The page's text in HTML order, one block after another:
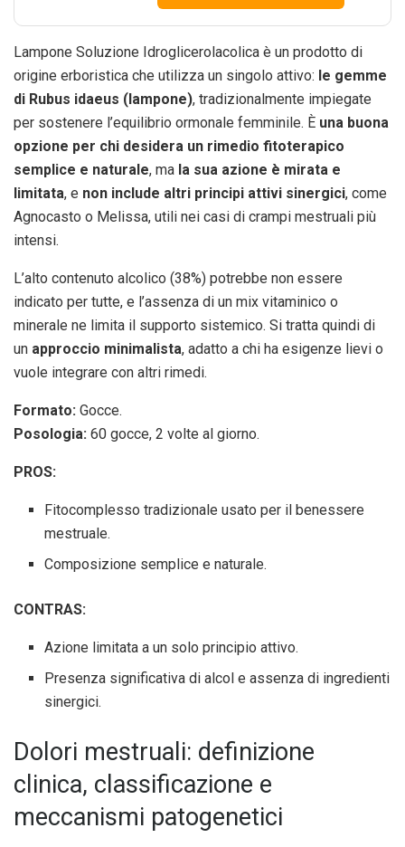
Lampone Soluzione Idroglicerolacolica è un prodotto di
origine erboristica che utilizza un singolo attivo: le gemme
di Rubus idaeus (lampone), tradizionalmente impiegate
per sostenere l’equilibrio ormonale femminile. È una buona
opzione per chi desidera un rimedio fitoterapico
semplice e naturale, ma la sua azione è mirata e
limitata, e non include altri principi attivi sinergici, come
Agnocasto o Melissa, utili nei casi di crampi mestruali più
intensi.
L’alto contenuto alcolico (38%) potrebbe non essere
indicato per tutte, e l’assenza di un mix vitaminico o
minerale ne limita il supporto sistemico. Si tratta quindi di
un approccio minimalista, adatto a chi ha esigenze lievi o
vuole integrare con altri rimedi.
Formato: Gocce.
Posologia: 60 gocce, 2 volte al giorno.
PROS:
Fitocomplesso tradizionale usato per il benessere
mestruale.
Composizione semplice e naturale.
CONTRAS:
Azione limitata a un solo principio attivo.
Presenza significativa di alcol e assenza di ingredienti
sinergici.
Dolori mestruali: definizione
clinica, classificazione e
meccanismi patogenetici